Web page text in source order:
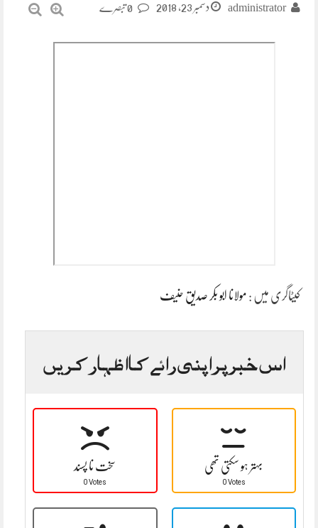
administrator دسمبر 23, 2018
کیٹاگری میں : مولانا ابو بکر صدیق حنیف
اس خبر پر اپنی رائے کا اظہار کریں
سخت نا پسند
0 Votes
بہتر ہو سکتی تھی
0 Votes